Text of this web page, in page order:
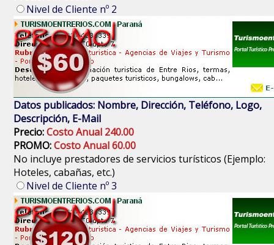
Nivel de Cliente nº 2
Datos publicados: Nombre, Dirección, Teléfono, Logo,
Descripción, E-Mail
Precio:Costo Anual 240.00
PROMO:Costo Anual 60.00
No incluye prestadores de servicios turísticos (Ejemplo:
Hoteles, cabañas, etc.)
Nivel de Cliente nº 3